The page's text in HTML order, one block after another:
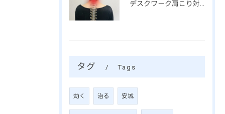
タグ Tags
効く 治る 安城